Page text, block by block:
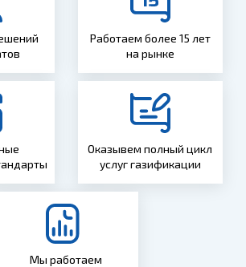
Работаем более 15 лет
на рынке
Оказывем полный цикл
услуг газификации
Мы работаем